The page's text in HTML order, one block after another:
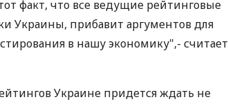
факт, что все ведущие рейтинговые
Украины, прибавит аргументов для
в нашу экономику",- считает
Украине придется ждать не